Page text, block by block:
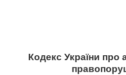
Кодекс України про